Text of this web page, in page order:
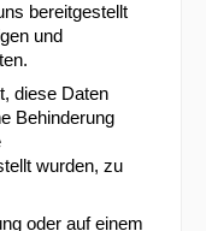
bereitgestellt
und
diese Daten
Behinderung
wurden, zu
oder auf einem